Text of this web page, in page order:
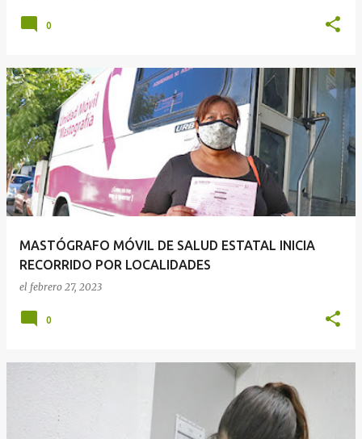
0
MASTÓGRAFO MÓVIL DE SALUD ESTATAL INICIA
RECORRIDO POR LOCALIDADES
el febrero 27, 2023
0